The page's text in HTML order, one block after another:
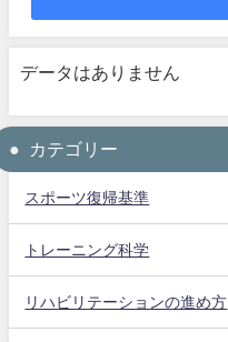
データはありません
カテゴリー
スポーツ復帰基準
トレーニング科学
リハビリテーションの進め方